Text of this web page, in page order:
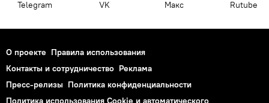
Telegram VK Макс Rutube
О проекте Правила использования
Контакты и сотрудничество Реклама
Пресс-релизы Политика конфиденциальности
Политика использования Cookie и автоматического